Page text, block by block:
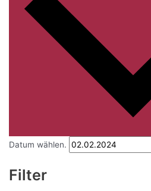
Datum wählen.
Filter